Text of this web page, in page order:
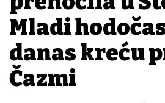
Mladi
danas kreću
Čazmi